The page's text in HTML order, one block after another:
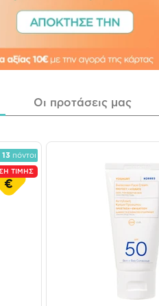
Οι προτάσεις μας
13 πόντοι
ΤΙΜΗΣ
€